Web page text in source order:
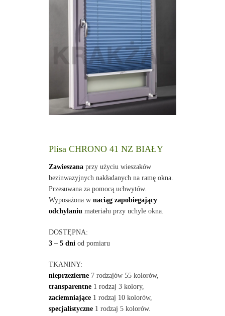
Plisa CHRONO 41 NZ BIAŁY
Zawieszanaprzy użyciu wieszaków
bezinwazyjnych nakładanych na ramę okna.
Przesuwana za pomocą uchwytów.
Wyposażona w naciąg zapobiegający
odchylaniu materiału przy uchyle okna.
DOSTĘPNA:
3 – 5 dni od pomiaru
TKANINY:
nieprzezierne7 rodzajów 55 kolorów,
transparentne1 rodzaj 3 kolory,
zaciemniające1 rodzaj 10 kolorów,
specjalistyczne1 rodzaj 5 kolorów.